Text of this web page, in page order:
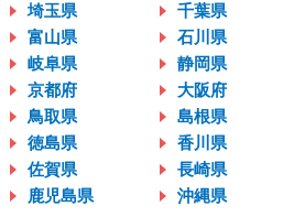
埼玉県
千葉県
富山県
石川県
岐阜県
静岡県
京都府
大阪府
鳥取県
島根県
徳島県
香川県
佐賀県
長崎県
鹿児島県
沖縄県